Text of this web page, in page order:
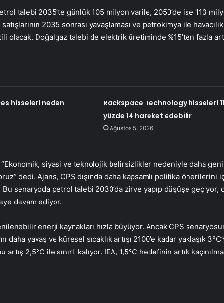
talebi 2035’te günlük 105 milyon varile, 2050’de ise 113
2035 sonrası yavaşlaması ve petrokimya ile
olacak. Doğalgaz talebi de elektrik üretiminde %15’ten fazla
hisseleri neden
Rackspace Technology hisseleri
yüzde 14 hareket edebilir
Ağustos 5, 2026
“Ekonomik, siyasi ve teknolojik belirsizlikler nedeniyle daha
dedi. Ajans, CPS dışında daha kapsamlı politika önerilerini
senaryoda petrol talebi 2030’da zirve yapıp düşüşe geçiyor,
devam ediyor.
enerji kaynakları hızla büyüyor. Ancak CPS
daha yavaş ve küresel sıcaklık artışı 2100’e kadar yaklaşık
artış 2,5°C ile sınırlı kalıyor. IEA, 1,5°C hedefinin artık